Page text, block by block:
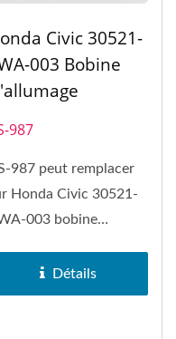
Civic 30521-
003 Bobine
987
987 peut remplacer
Honda Civic 30521-
003 bobine
Détails